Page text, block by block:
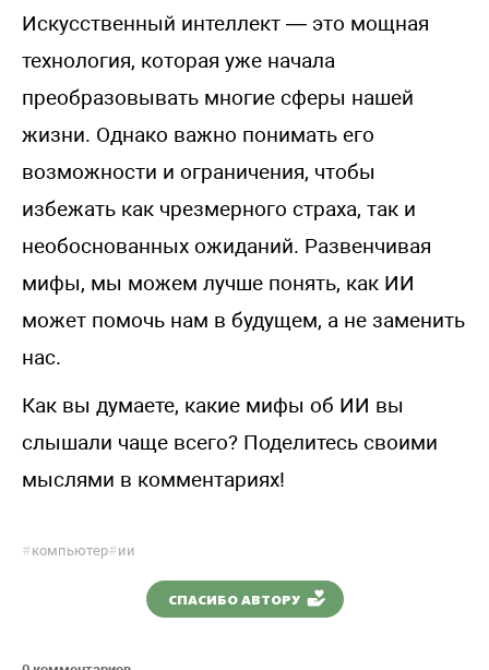
Искусственный интеллект — это мощная
технология, которая уже начала
преобразовывать многие сферы нашей
жизни. Однако важно понимать его
возможности и ограничения, чтобы
избежать как чрезмерного страха, так и
необоснованных ожиданий. Развенчивая
мифы, мы можем лучше понять, как ИИ
может помочь нам в будущем, а не заменить
нас.
Как вы думаете, какие мифы об ИИ вы
слышали чаще всего? Поделитесь своими
мыслями в комментариях!
#компьютер#ии
СПАСИБО АВТОРУ